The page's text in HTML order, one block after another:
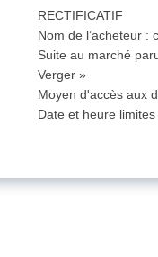
RECTIFICATIF
Nom de l’acheteur :
Suite au marché
Verger »
Moyen d'accès aux
Date et heure